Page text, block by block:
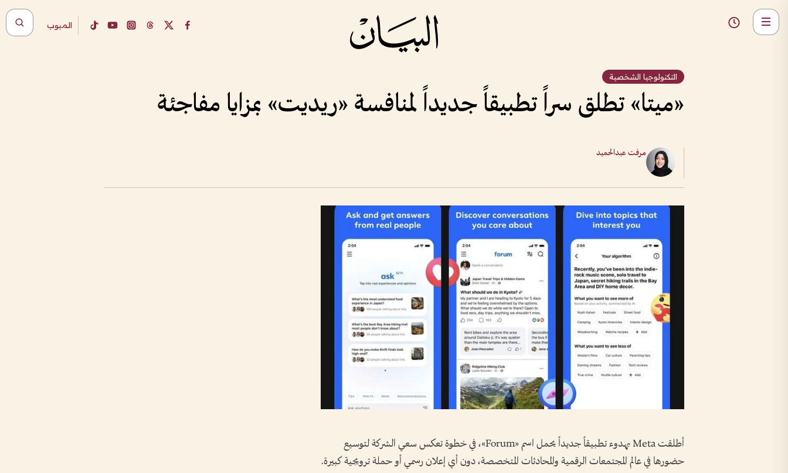
المبوب
التكنولوجيا الشخصية
«ميتا» تطلق سراً تطبيقاً جديداً لمنافسة «ريديت» بمزايا مفاجئة
مرفت عبدالحميد
أطلقت Meta بهدوء تطبيقاً جديداً يحمل اسم «Forum»، في خطوة تعكس سعي الشركة لتوسيع
حضورها في عالم المجتمعات الرقمية والمحادثات المتخصصة، دون أي إعلان رسمي أو حملة ترويجية كبيرة.